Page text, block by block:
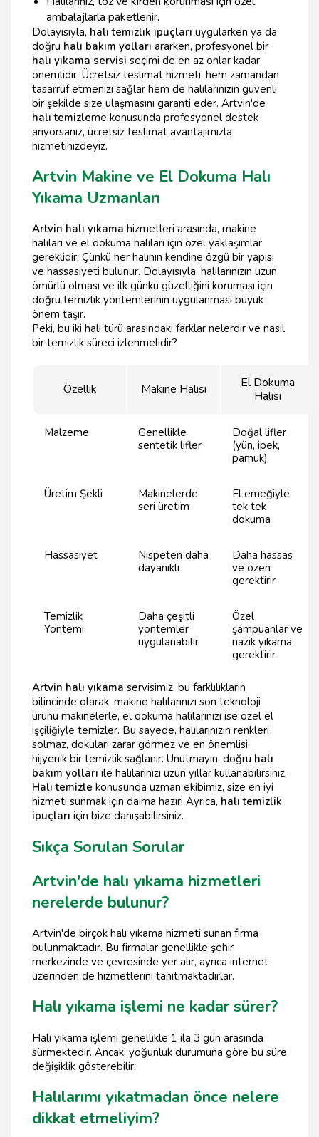
ambalajlarla paketlenir.
Dolayısıyla, halı temizlik ipuçları uygularken ya da
doğru halı bakım yolları ararken, profesyonel bir
halı yıkama servisi seçimi de en az onlar kadar
önemlidir. Ücretsiz teslimat hizmeti, hem zamandan
tasarruf etmenizi sağlar hem de halılarınızın güvenli
bir şekilde size ulaşmasını garanti eder. Artvin'de
halı temizleme konusunda profesyonel destek
arıyorsanız, ücretsiz teslimat avantajımızla
hizmetinizdeyiz.
Artvin Makine ve El Dokuma Halı
Yıkama Uzmanları
Artvin halı yıkama hizmetleri arasında, makine
halıları ve el dokuma halıları için özel yaklaşımlar
gereklidir. Çünkü her halının kendine özgü bir yapısı
ve hassasiyeti bulunur. Dolayısıyla, halılarınızın uzun
ömürlü olması ve ilk günkü güzelliğini koruması için
doğru temizlik yöntemlerinin uygulanması büyük
önem taşır.
Peki, bu iki halı türü arasındaki farklar nelerdir ve nasıl
bir temizlik süreci izlenmelidir?
Özellik Makine Halısı
El Dokuma
Halısı
Malzeme
Genellikle
sentetik lifler
Doğal lifler
(yün, ipek,
pamuk)
Üretim Şekli
Makinelerde
seri üretim
El emeğiyle
tek tek
dokuma
Hassasiyet
Nispeten daha
dayanıklı
Daha hassas
ve özen
gerektirir
Temizlik
Yöntemi
Daha çeşitli
yöntemler
uygulanabilir
Özel
şampuanlar ve
nazik yıkama
gerektirir
Artvin halı yıkama servisimiz, bu farklılıkların
bilincinde olarak, makine halılarınızı son teknoloji
ürünü makinelerle, el dokuma halılarınızı ise özel el
işçiliğiyle temizler. Bu sayede, halılarınızın renkleri
solmaz, dokuları zarar görmez ve en önemlisi,
hijyenik bir temizlik sağlanır. Unutmayın, doğru halı
bakım yolları ile halılarınızı uzun yıllar kullanabilirsiniz.
Halı temizle konusunda uzman ekibimiz, size en iyi
hizmeti sunmak için daima hazır! Ayrıca, halı temizlik
ipuçları için bize danışabilirsiniz.
Sıkça Sorulan Sorular
Artvin'de halı yıkama hizmetleri
nerelerde bulunur?
Artvin'de birçok halı yıkama hizmeti sunan firma
bulunmaktadır. Bu firmalar genellikle şehir
merkezinde ve çevresinde yer alır, ayrıca internet
üzerinden de hizmetlerini tanıtmaktadırlar.
Halı yıkama işlemi ne kadar sürer?
Halı yıkama işlemi genellikle 1 ila 3 gün arasında
sürmektedir. Ancak, yoğunluk durumuna göre bu süre
değişiklik gösterebilir.
Halılarımı yıkatmadan önce nelere
dikkat etmeliyim?